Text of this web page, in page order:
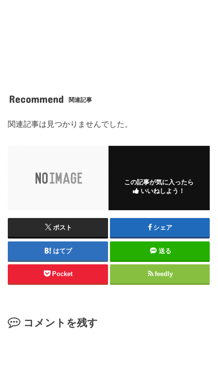
Recommend 関連記事
関連記事は見つかりませんでした。
この記事が気に入ったら
いいねしよう！
ポスト シェア
はてブ 送る
Pocket feedly
コメントを残す